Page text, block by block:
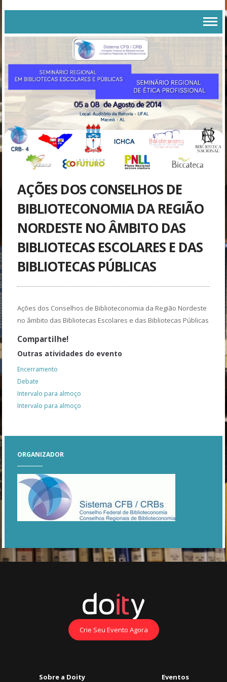
AÇÕES DOS CONSELHOS DE
BIBLIOTECONOMIA DA REGIÃO
NORDESTE NO ÂMBITO DAS
BIBLIOTECAS ESCOLARES E DAS
BIBLIOTECAS PÚBLICAS
Ações dos Conselhos de Biblioteconomia da Região Nordeste
no âmbito das Bibliotecas Escolares e das Bibliotecas Públicas
Compartilhe!
Outras atividades do evento
Encerramento
Debate
Intervalo para almoço
Intervalo para almoço
ORGANIZADOR
Crie Seu Evento Agora
Sobre a Doity Eventos